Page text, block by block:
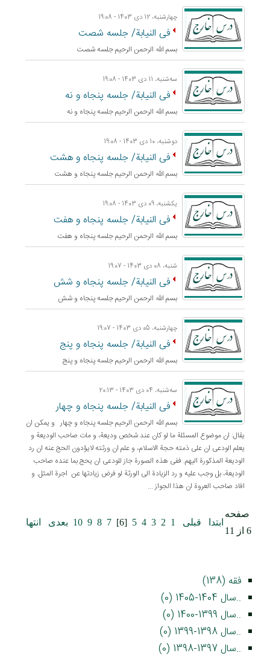
چهارشنبه، 12 دی 1403 - 19:08
فی النیابة/ جلسه شصت
بسم الله الرحمن الرحيم جلسه شصت
ﺳﻪشنبه، 11 دی 1403 - 19:08
فی النیابة/ جلسه پنجاه و نه
بسم الله الرحمن الرحيم جلسه پنجاه و نه
دوشنبه، 10 دی 1403 - 19:08
فی النیابة/ جلسه پنجاه و هشت
بسم الله الرحمن الرحيم جلسه پنجاه و هشت
یکشنبه، 09 دی 1403 - 19:08
فی النیابة/ جلسه پنجاه و هفت
بسم الله الرحمن الرحيم جلسه پنجاه و هفت
شنبه، 08 دی 1403 - 19:07
فی النیابة/ جلسه پنجاه و شش
بسم الله الرحمن الرحيم جلسه پنجاه و شش
چهارشنبه، 05 دی 1403 - 19:07
فی النیابة/ جلسه پنجاه و پنج
بسم الله الرحمن الرحيم جلسه پنجاه و پنج
ﺳﻪشنبه، 04 دی 1403 - 20:13
فی النیابة/ جلسه پنجاه و چهار
بسم الله الرحمن الرحيم جلسه پنجاه و چهار و یمکن ان
یقال: ان موضوع المسئلة ما لو کان عند شخص ودیعة، و مات صاحب الودیعة و
یعلم الودعی ان علی ذمته حجة الاسلام، و علم ان ورثته لایؤدون الحج عنه ان رد
الودیعة المذکورة الیهم. ففی هذه الصورة جاز للودعی ان یحج بما عنده صاحب
الودیعة، بل وجب علیه و رد الزیادة الی الورثة لو فرض زیادتها عن اجرة المثل. و
افاد صاحب العروة ان هذا الجواز ...
صفحه
6 از 11
ابتدا قبلی 1
2
3
4
5
[6]
7
8
9
10 بعدی انتها
فقه (138)
..سال 1404-1405 (0)
..سال 1399-1400 (0)
..سال 1398-1399 (0)
..سال 1397-1398 (0)